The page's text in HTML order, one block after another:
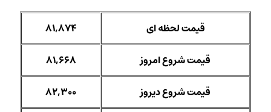
قیمت لحظه ای
81,874
قیمت شروع امروز
81,668
قیمت شروع دیروز
82,300